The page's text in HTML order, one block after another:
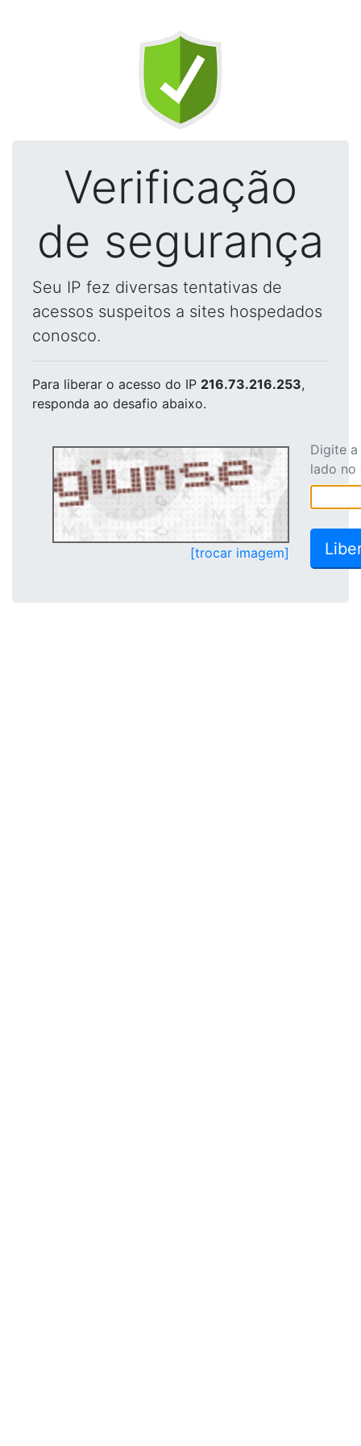
Verificação
de segurança
Seu IP fez diversas tentativas de
acessos suspeitos a sites hospedados
conosco.
Para liberar o acesso do IP 216.73.216.253,
responda ao desafio abaixo.
[trocar imagem]
Digite
lado no